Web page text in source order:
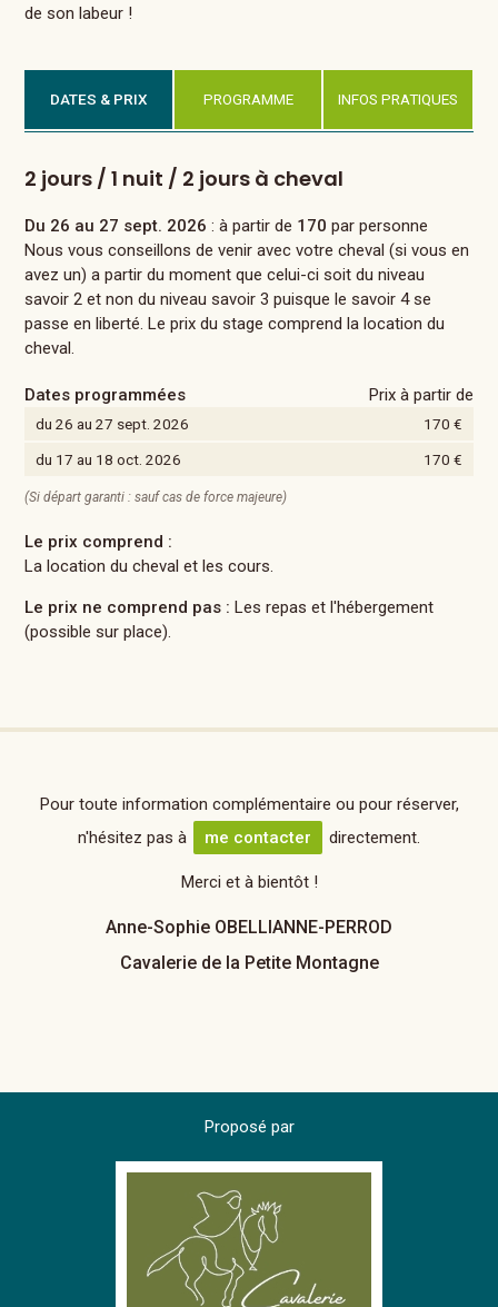
de son labeur !
DATES & PRIX PROGRAMME INFOS PRATIQUES
2 jours / 1 nuit / 2 jours à cheval
Du 26 au 27 sept. 2026 : à partir de 170 par personne
Nous vous conseillons de venir avec votre cheval (si vous en
avez un) a partir du moment que celui-ci soit du niveau
savoir 2 et non du niveau savoir 3 puisque le savoir 4 se
passe en liberté. Le prix du stage comprend la location du
cheval.
Dates programmées Prix à partir de
du 26 au 27 sept. 2026
170 €
du 17 au 18 oct. 2026
170 €
(Si départ garanti : sauf cas de force majeure)
Le prix comprend :
La location du cheval et les cours.
Le prix ne comprend pas : Les repas et l'hébergement
(possible sur place).
Pour toute information complémentaire ou pour réserver,
n'hésitez pas à
me contacter directement.
Merci et à bientôt !
Anne-Sophie OBELLIANNE-PERROD
Cavalerie de la Petite Montagne
Proposé par